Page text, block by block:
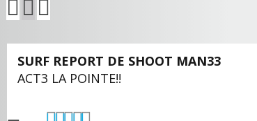
SURF REPORT DE SHOOT MAN33
ACT3 LA POINTE!!